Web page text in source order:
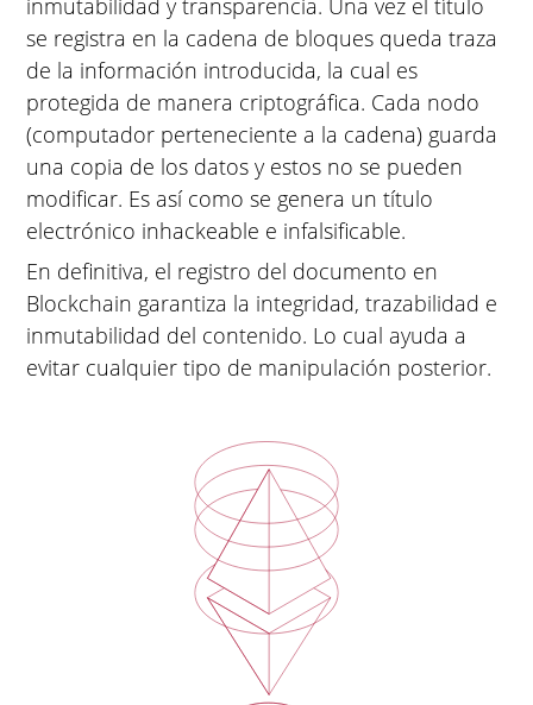
inmutabilidad y transparencia. Una vez el título
se registra en la cadena de bloques queda traza
de la información introducida, la cual es
protegida de manera criptográfica. Cada nodo
(computador perteneciente a la cadena) guarda
una copia de los datos y estos no se pueden
modificar. Es así como se genera un título
electrónico inhackeable e infalsificable.
En definitiva, el registro del documento en
Blockchain garantiza la integridad, trazabilidad e
inmutabilidad del contenido. Lo cual ayuda a
evitar cualquier tipo de manipulación posterior.